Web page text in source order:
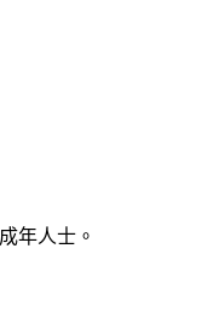
年人士。